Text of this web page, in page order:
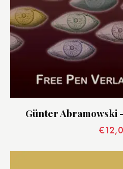
Günter Abramowski
€